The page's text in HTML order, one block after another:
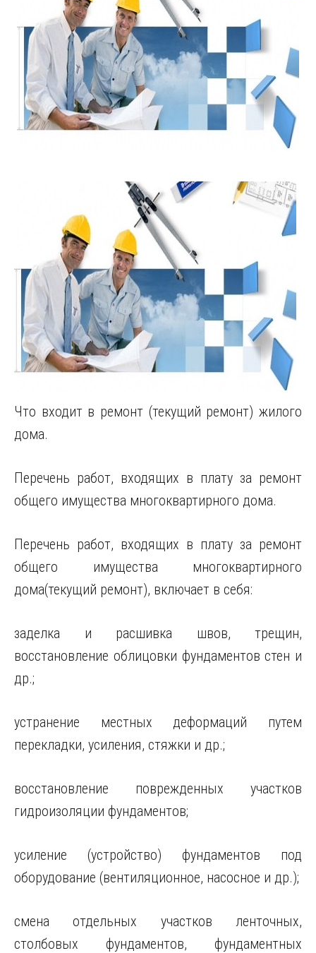
Что входит в ремонт (текущий ремонт) жилого
дома.
Перечень работ, входящих в плату за ремонт
общего имущества многоквартирного дома.
Перечень работ, входящих в плату за ремонт
общего имущества многоквартирного
дома(текущий ремонт), включает в себя:
заделка и расшивка швов, трещин,
восстановление облицовки фундаментов стен и
др.;
устранение местных деформаций путем
перекладки, усиления, стяжки и др.;
восстановление поврежденных участков
гидроизоляции фундаментов;
усиление (устройство) фундаментов под
оборудование (вентиляционное, насосное и др.);
смена отдельных участков ленточных,
столбовых фундаментов, фундаментных